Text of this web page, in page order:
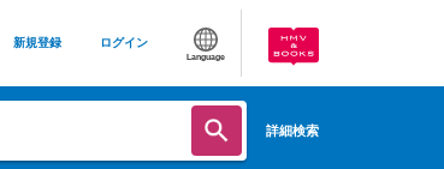
新規登録 ログイン
Language
詳細検索